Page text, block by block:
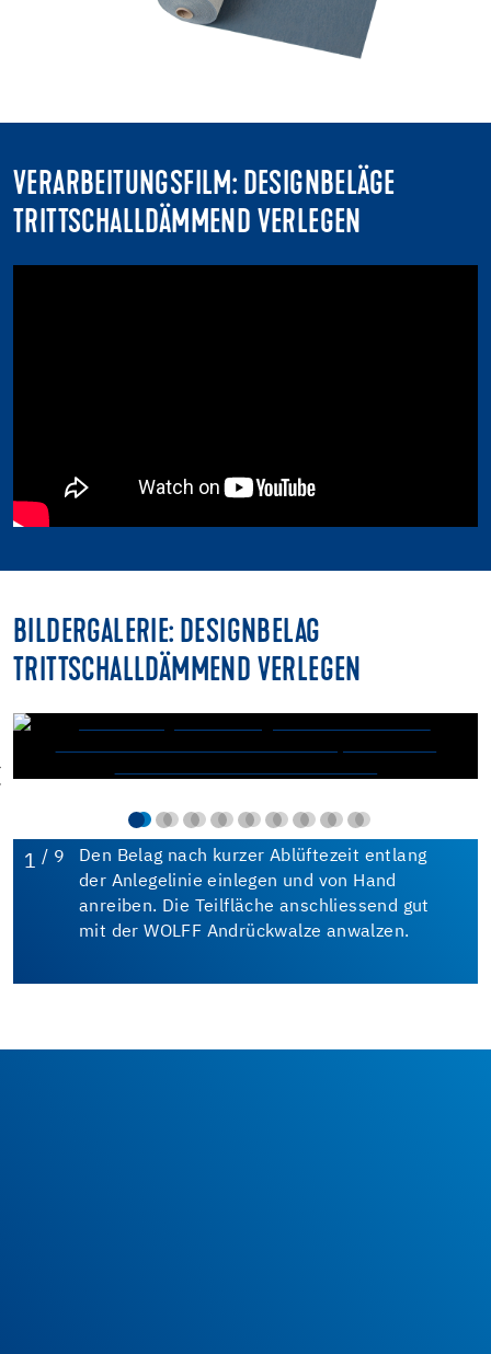
VERARBEITUNGSFILM: DESIGNBELÄGE
TRITTSCHALLDÄMMEND VERLEGEN
BILDERGALERIE: DESIGNBELAG
TRITTSCHALLDÄMMEND VERLEGEN
1 / 9
Den Belag nach kurzer Ablüftezeit entlang
der Anlegelinie einlegen und von Hand
anreiben. Die Teilfläche anschliessend gut
mit der WOLFF Andrückwalze anwalzen.